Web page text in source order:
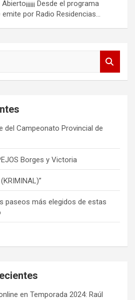
Desde el programa
por Radio Residencias…
del Campeonato Provincial de
Borges y Victoria
paseos más elegidos de estas
en Temporada 2024: Raúl